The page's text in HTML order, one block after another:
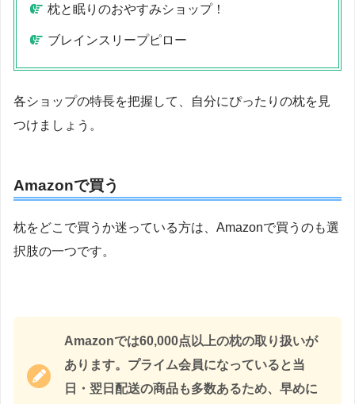
枕と眠りのおやすみショップ！
ブレインスリープピロー
各ショップの特長を把握して、自分にぴったりの枕を見
つけましょう。
Amazonで買う
枕をどこで買うか迷っている方は、Amazonで買うのも選
択肢の一つです。
Amazonでは60,000点以上の枕の取り扱いが
あります。プライム会員になっていると当
日・翌日配送の商品も多数あるため、早めに